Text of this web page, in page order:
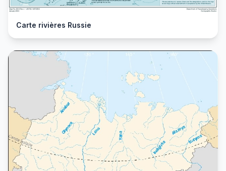
Carte rivières Russie